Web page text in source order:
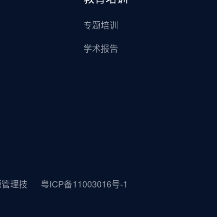
专题培训
学术报告
理技 粤ICP备11003016号-1